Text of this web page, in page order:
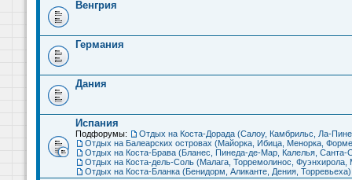
Венгрия
Германия
Дания
Испания
Подфорумы: Отдых на Коста-Дорада (Салоу, Камбрильс, Ла-
Отдых на Балеарских островах (Майорка, Ибица, Менорка,
Отдых на Коста-Брава (Бланес, Пинеда-де-Мар, Калелья, Санта-
Отдых на Коста-дель-Соль (Малага, Торремолинос, Фуэнхирола,
Отдых на Коста-Бланка (Бенидорм, Аликанте, Дения, Торревьеха)